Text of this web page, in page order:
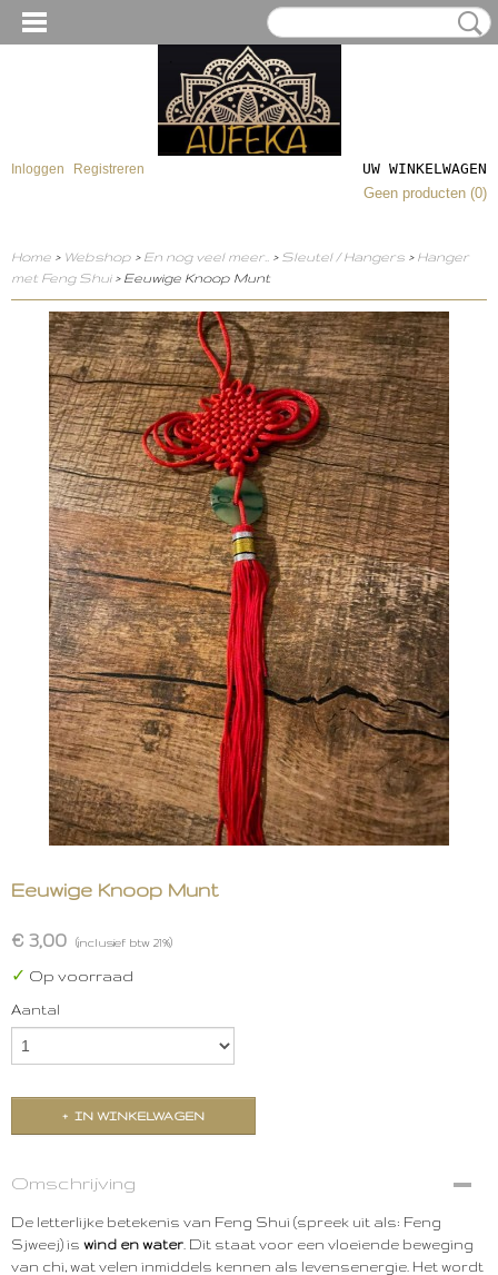
Inloggen Registreren
UW WINKELWAGEN
Geen producten (0)
Home > Webshop > En nog veel meer.. > Sleutel / Hangers > Hanger
met Feng Shui> Eeuwige Knoop Munt
Eeuwige Knoop Munt
€ 3,00 (inclusief btw 21%)
✓ Op voorraad
Aantal
IN WINKELWAGEN
Omschrijving
De letterlijke betekenis van Feng Shui (spreek uit als: Feng
Sjweej) is wind en water . Dit staat voor een vloeiende beweging
van chi, wat velen inmiddels kennen als levensenergie. Het wordt